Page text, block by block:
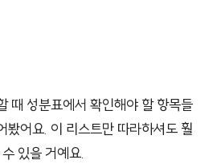
때 성분표에서 확인해야 할 항목들
봤어요. 이 리스트만 따라하셔도 훨
있을 거예요.